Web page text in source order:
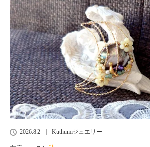
2026.8.2 Kuthumiジュエリー